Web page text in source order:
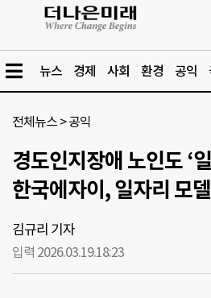
뉴스 경제 사회 환경 공익
전체뉴스 >공익
경도인지장애 노인도 ‘
한국에자이, 일자리 모
김규리 기자
입력 2026.03.19.18:23